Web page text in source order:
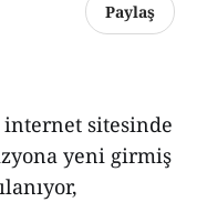
Paylaş
internet sitesinde
yeni girmiş